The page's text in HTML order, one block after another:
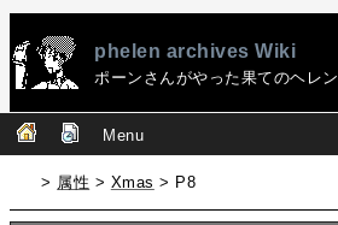
phelen archives Wiki
ポーンさんがやった果てのヘレン
Menu
> 属性 > Xmas > P8